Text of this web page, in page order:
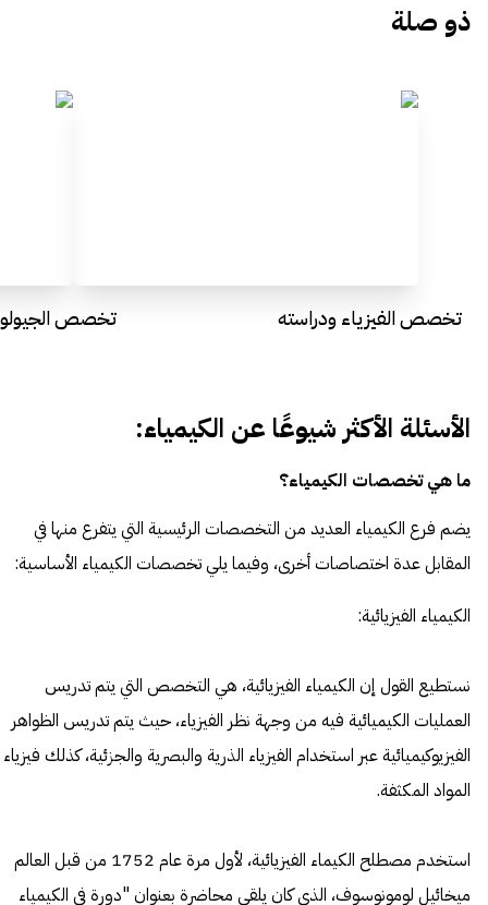
ذو صلة
تخصص الفيزياء ودراسته تخصص
الأسئلة الأكثر شيوعًا عن الكيمياء:
ما هي تخصصات الكيمياء؟
يضم فرع الكيمياء العديد من التخصصات الرئيسية التي يتفرع منها في
المقابل عدة اختصاصات أخرى، وفيما يلي تخصصات الكيمياء الأساسية:
الكيمياء الفيزيائية:
نستطيع القول إن الكيمياء الفيزيائية، هي التخصص التي يتم تدريس
العمليات الكيميائية فيه من وجهة نظر الفيزياء، حيث يتم تدريس الظواهر
الفيزيوكيميائية عبر استخدام الفيزياء الذرية والبصرية والجزئية، كذلك فيزياء
المواد المكثفة.
استخدم مصطلح الكيماء الفيزيائية، لأول مرة عام 1752 من قبل العالم
ميخائيل لومونوسوف، الذي كان يلقي محاضرة بعنوان "دورة في الكيمياء